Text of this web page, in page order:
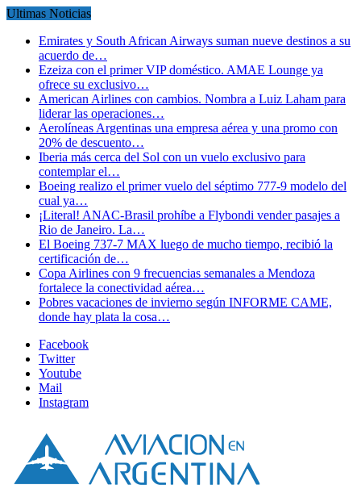
Ultimas Noticias
Emirates y South African Airways suman nueve destinos a su
acuerdo de…
Ezeiza con el primer VIP doméstico. AMAE Lounge ya
ofrece su exclusivo…
American Airlines con cambios. Nombra a Luiz Laham para
liderar las operaciones…
Aerolíneas Argentinas una empresa aérea y una promo con
20% de descuento…
Iberia más cerca del Sol con un vuelo exclusivo para
contemplar el…
Boeing realizo el primer vuelo del séptimo 777-9 modelo del
cual ya…
¡Literal! ANAC-Brasil prohíbe a Flybondi vender pasajes a
Rio de Janeiro. La…
El Boeing 737-7 MAX luego de mucho tiempo, recibió la
certificación de…
Copa Airlines con 9 frecuencias semanales a Mendoza
fortalece la conectividad aérea…
Pobres vacaciones de invierno según INFORME CAME,
donde hay plata la cosa…
Facebook
Twitter
Youtube
Mail
Instagram